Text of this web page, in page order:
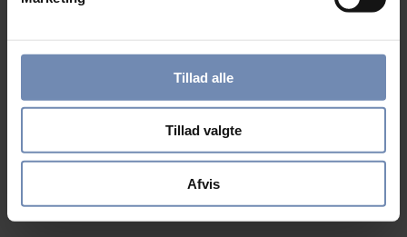
Tillad alle
Tillad valgte
Afvis